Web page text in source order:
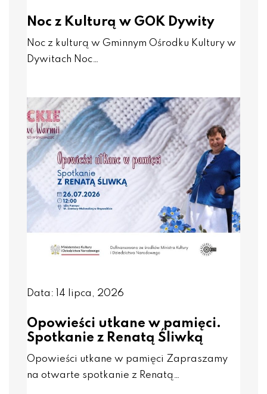
Noc z Kulturą w GOK Dywity
Noc z kulturą w Gminnym Ośrodku Kultury w
Dywitach Noc…
Data: 14 lipca, 2026
Opowieści utkane w pamięci.
Spotkanie z Renatą Śliwką
Opowieści utkane w pamięci Zapraszamy
na otwarte spotkanie z Renatą…